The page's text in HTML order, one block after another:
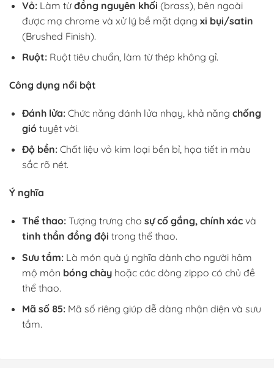
Vỏ:Làm từđồng nguyên khối (brass), bên ngoài
được mạ chrome và xử lý bề mặt dạng xi bụi/satin
(Brushed Finish).
Ruột:Ruột tiêu chuẩn, làm từ thép không gỉ.
Công dụng nổi bật
Đánh lửa:Chức năng đánh lửa nhạy, khả năng chống
giótuyệt vời.
Độ bền:Chất liệu vỏ kim loại bền bỉ, họa tiết in màu
sắc rõ nét.
Ý nghĩa
Thể thao:Tượng trưng cho sự cố gắng, chính xácvà
tinh thần đồng đội trong thể thao.
Sưu tầm:Là món quà ý nghĩa dành cho người hâm
mộ môn bóng chàyhoặc các dòng zippo có chủ đề
thể thao.
Mã số 85:Mã số riêng giúp dễ dàng nhận diện và sưu
tầm.